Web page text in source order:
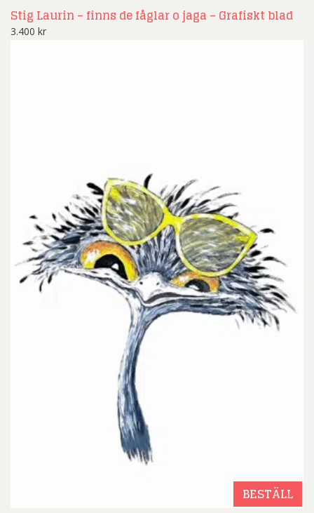
Stig Laurin – finns de fåglar o jaga – Grafiskt blad
3.400 kr
BESTÄLL